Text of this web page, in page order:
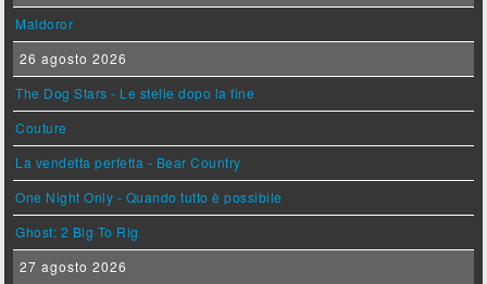
Maldoror
26 agosto 2026
The Dog Stars - Le stelle dopo la fine
Couture
La vendetta perfetta - Bear Country
One Night Only - Quando tutto è possibile
Ghost: 2 Big To Rig
27 agosto 2026